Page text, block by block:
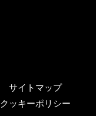
サイトマップ
クッキーポリシー